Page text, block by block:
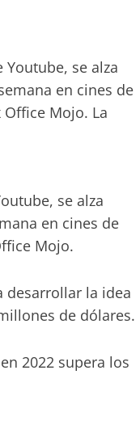
se alza
en cines de
Mojo. La
se alza
en cines de
Mojo.
desarrollar la idea
de dólares.
2022 supera los